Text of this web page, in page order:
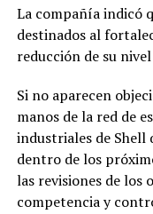
La compañía indicó
destinados al
reducción de su
Si no aparecen
manos de la red de
industriales de Shell
dentro de los
las revisiones de los
competencia y